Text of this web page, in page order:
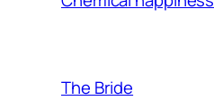
The Bride